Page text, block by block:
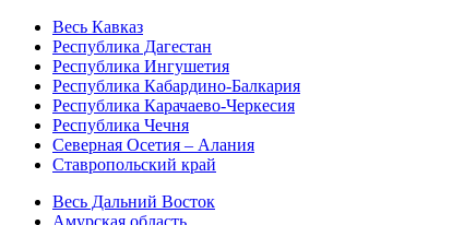
Весь Кавказ
Республика Дагестан
Республика Ингушетия
Республика Кабардино-Балкария
Республика Карачаево-Черкесия
Республика Чечня
Северная Осетия – Алания
Ставропольский край
Весь Дальний Восток
Амурская область